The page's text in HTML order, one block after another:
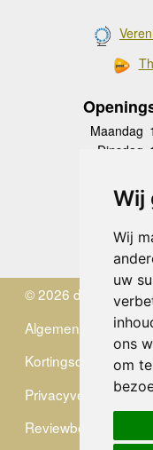
Wij
Wij
uw
ons
om
Maandag
Dinsdag
Donderdag
Vrijdag
© 2026 de Zwerver
Algemene
Kortingscode
Privacyverklaring
Reviewbeleid